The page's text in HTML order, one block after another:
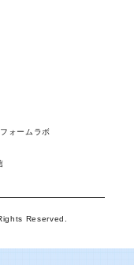
ォームラボ
Reserved.